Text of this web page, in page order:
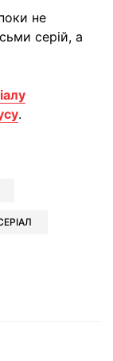
не
серій, а
.
Whatsapp
у Messenger
у LinkedIn
news
Viber
у LinkedIn